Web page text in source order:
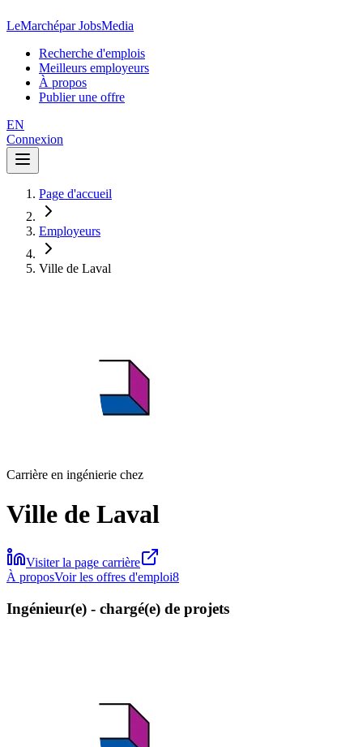
LeMarchépar JobsMedia
Recherche d'emplois
Meilleurs employeurs
À propos
Publier une offre
EN
Connexion
Page d'accueil
Employeurs
Ville de Laval
Carrière en ingénierie chez
Ville de Laval
Visiter la page carrière
À proposVoir les offres d'emploi8
Ingénieur(e) - chargé(e) de projets